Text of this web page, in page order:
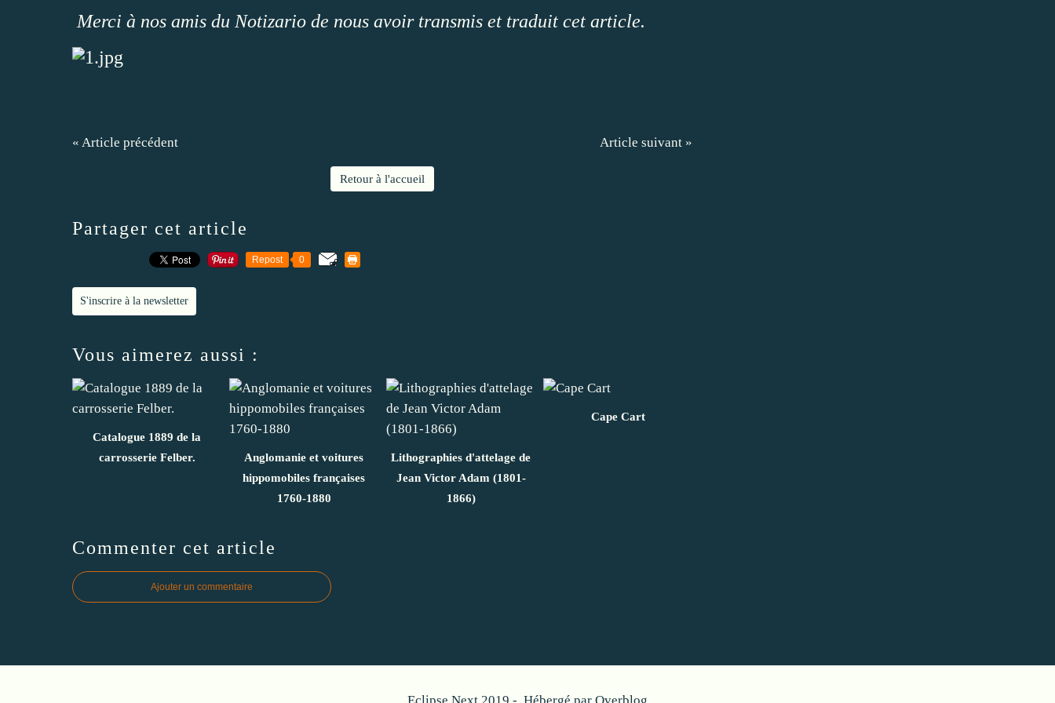
Merci à nos amis du Notizario de nous avoir transmis et traduit cet article.
« Article précédent Article suivant »
Retour à l'accueil
Partager cet article
Repost 0
S'inscrire à la newsletter
Vous aimerez aussi :
Catalogue 1889 de la
carrosserie Felber.
Anglomanie et voitures
hippomobiles françaises
1760-1880
Lithographies d'attelage de
Jean Victor Adam (1801-
1866)
Cape Cart
Commenter cet article
Ajouter un commentaire